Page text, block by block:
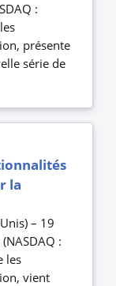
:
présente
série de
la
– 19
:
les
vient